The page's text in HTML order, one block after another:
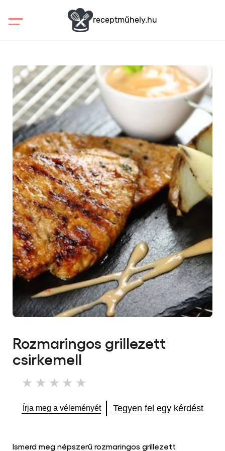
receptműhely.hu
Rozmaringos grillezett
csirkemell
Nem
küldtek
értékelést
elemhez
Írja meg a véleményét Tegyen fel egy kérdést
Ismerd meg népszerű rozmaringos grillezett